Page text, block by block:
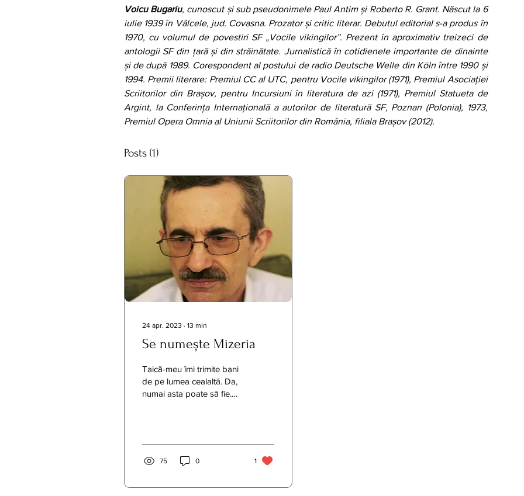
Voicu Bugariu, cunoscut și sub pseudonimele Paul Antim și Roberto R. Grant. Născut la 6
iulie 1939 în Vâlcele, jud. Covasna. Prozator și critic literar. Debutul editorial s-a produs în
1970, cu volumul de povestiri SF „Vocile vikingilor”. Prezent în aproximativ treizeci de
antologii SF din țară și din străinătate. Jurnalistică în cotidienele importante de dinainte
şi de după 1989. Corespondent al postului de radio Deutsche Welle din Köln între 1990 și
1994. Premii literare: Premiul CC al UTC, pentru Vocile vikingilor (1971), Premiul Asociaţiei
Scriitorilor din Braşov, pentru Incursiuni în literatura de azi (1971), Premiul Statueta de
Argint, la Conferinţa Internaţională a autorilor de literatură SF, Poznan (Polonia), 1973,
Premiul Opera Omnia al Uniunii Scriitorilor din România, filiala Braşov (2012).
Posts (1)
24 apr. 2023 ∙ 13 min
Se numește Mizeria
Taică-meu îmi trimite bani
de pe lumea cealaltă. Da,
numai asta poate să fie.
75 0 1